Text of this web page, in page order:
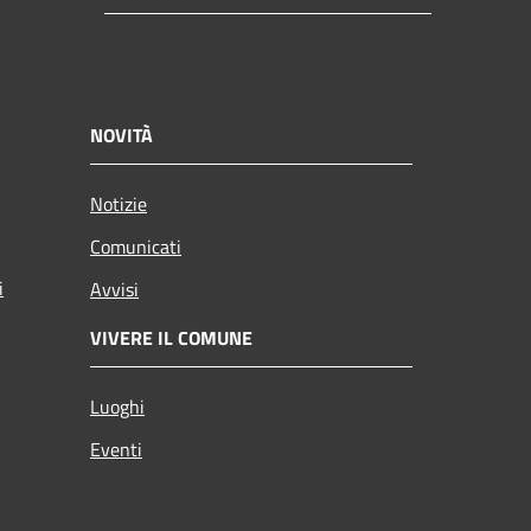
NOVITÀ
Notizie
Comunicati
Avvisi
VIVERE IL COMUNE
Luoghi
Eventi